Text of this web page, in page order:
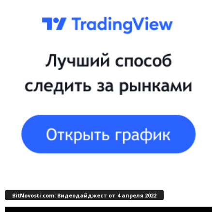
BitNovosti.com: Видеодайджест от 4 апреля 2022